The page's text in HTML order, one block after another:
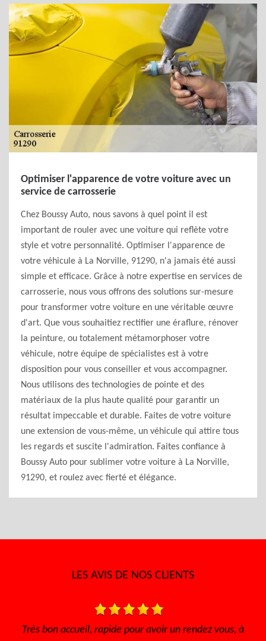
Optimiser l'apparence de votre voiture avec un
service de carrosserie
Chez Boussy Auto, nous savons à quel point il est
important de rouler avec une voiture qui reflète votre
style et votre personnalité. Optimiser l'apparence de
votre véhicule à La Norville, 91290, n'a jamais été aussi
simple et efficace. Grâce à notre expertise en services de
carrosserie, nous vous offrons des solutions sur-mesure
pour transformer votre voiture en une véritable œuvre
d'art. Que vous souhaitiez rectifier une éraflure, rénover
la peinture, ou totalement métamorphoser votre
véhicule, notre équipe de spécialistes est à votre
disposition pour vous conseiller et vous accompagner.
Nous utilisons des technologies de pointe et des
matériaux de la plus haute qualité pour garantir un
résultat impeccable et durable. Faites de votre voiture
une extension de vous-même, un véhicule qui attire tous
les regards et suscite l'admiration. Faites confiance à
Boussy Auto pour sublimer votre voiture à La Norville,
91290, et roulez avec fierté et élégance.
LES AVIS DE NOS CLIENTS
pour avoir un rendez vous, à
Très bon accueil Des